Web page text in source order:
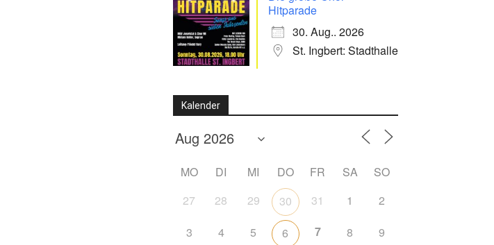
Hitparade
30. Aug.. 2026
St. Ingbert: Stadthalle
Kalender
MO DI MI DO FR SA
SO
27
28 29 30 31 1 2
3 4 5 6 7 8 9